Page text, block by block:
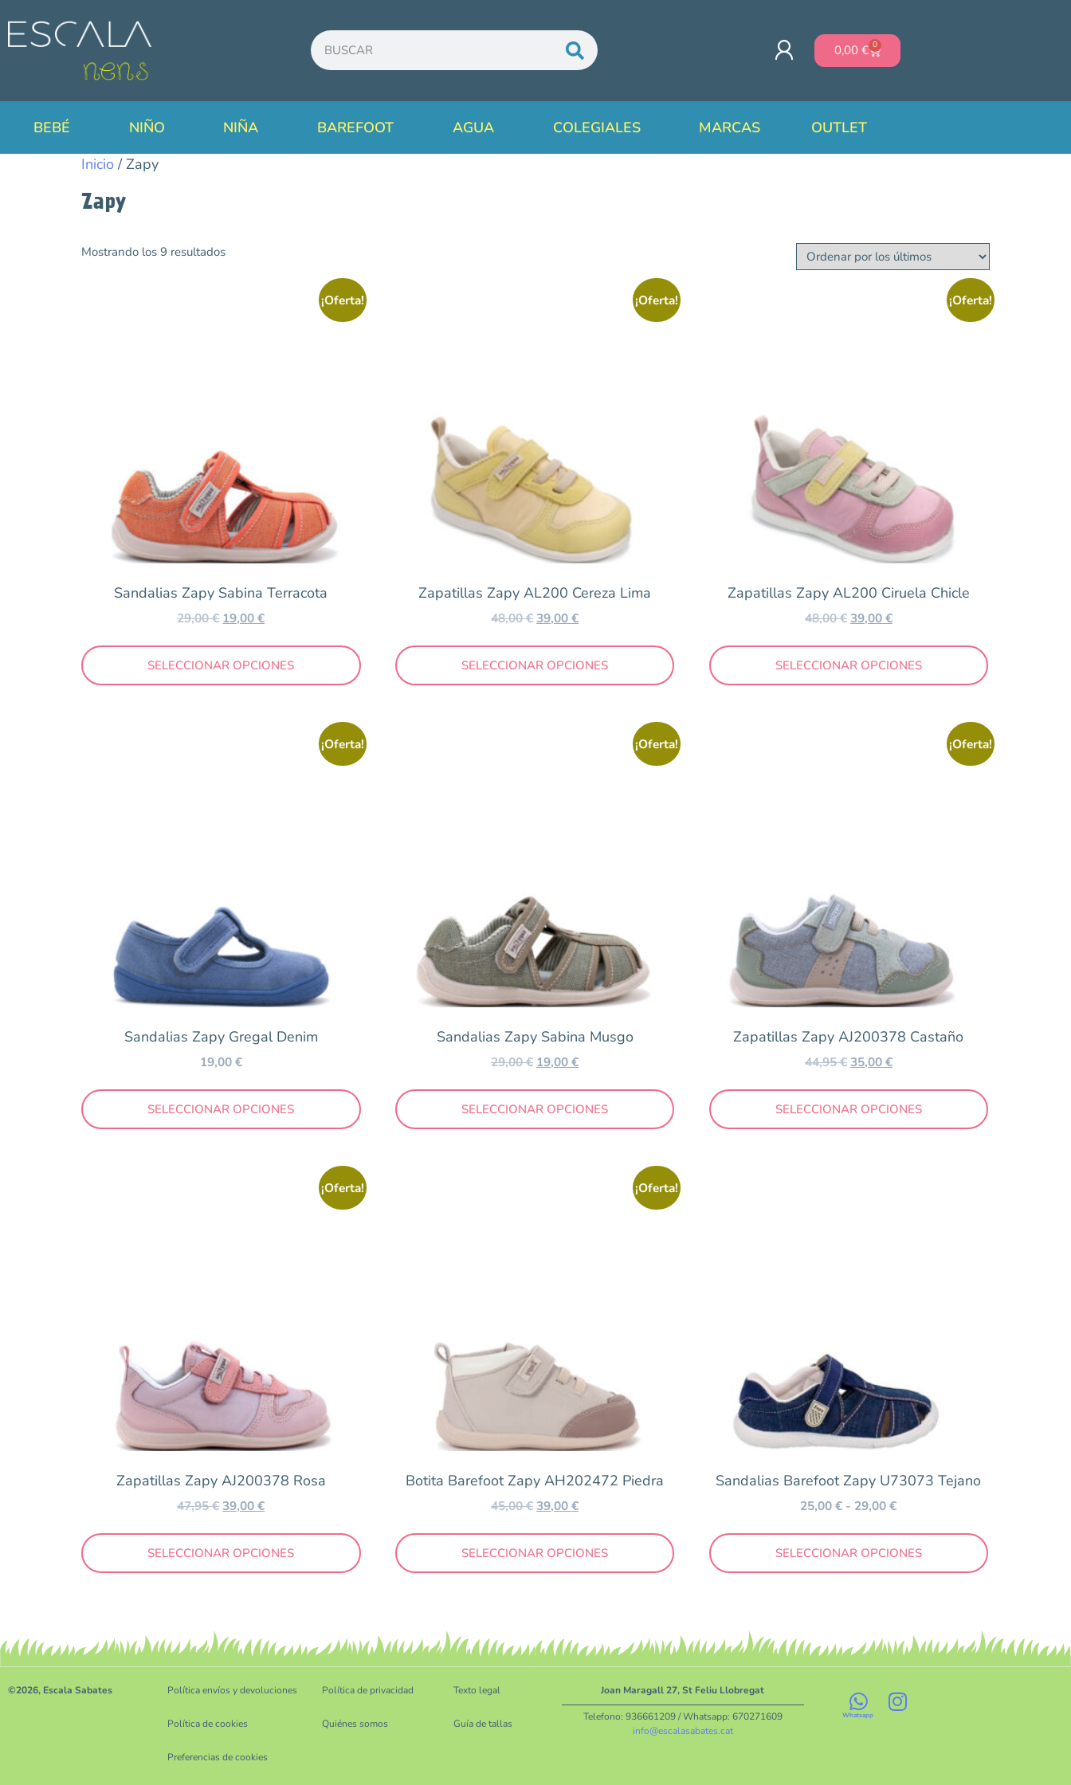
0,00 € 0
BEBÉ NIÑO NIÑA BAREFOOT AGUA COLEGIALES MARCAS
OUTLET
Inicio / Zapy
Zapy
Talla
19 20 22 23 24 29
Amarillo
Zapy
Temporada
Primavera/Verano
19 € 39 €
Mostrando los 9 resultados
¡Oferta!
Sandalias Zapy Sabina Terracota
29,00€ 19,00€
SELECCIONAR OPCIONES
¡Oferta!
Zapatillas Zapy AL200 Cereza Lima
48,00€39,00€
SELECCIONAR OPCIONES
¡Oferta!
Zapatillas Zapy AL200 Ciruela Chicle
48,00€39,00€
SELECCIONAR OPCIONES
¡Oferta!
Sandalias Zapy Gregal Denim
19,00€
SELECCIONAR OPCIONES
¡Oferta!
Sandalias Zapy Sabina Musgo
29,00€ 19,00€
SELECCIONAR OPCIONES
¡Oferta!
Zapatillas Zapy AJ200378 Castaño
44,95€35,00€
SELECCIONAR OPCIONES
¡Oferta!
Zapatillas Zapy AJ200378 Rosa
47,95€ 39,00€
SELECCIONAR OPCIONES
¡Oferta!
Botita Barefoot Zapy AH202472 Piedra
45,00€39,00€
SELECCIONAR OPCIONES
Sandalias Barefoot Zapy U73073 Tejano
25,00€ - 29,00€
SELECCIONAR OPCIONES
©2026, Escala Sabates Política envíos y devoluciones Política de privacidad Texto legal
Política de cookies
Preferencias de cookies
Quiénes somos Guía de tallas
Joan Maragall 27, St Feliu Llobregat
Telefono: 936661209/ Whatsapp: 670271609
info@escalasabates.cat